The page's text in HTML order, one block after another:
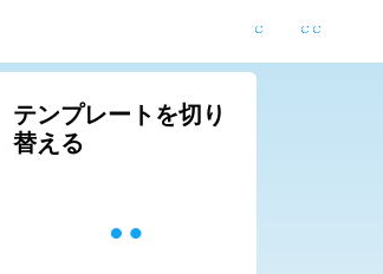
テンプレートを切り
替える